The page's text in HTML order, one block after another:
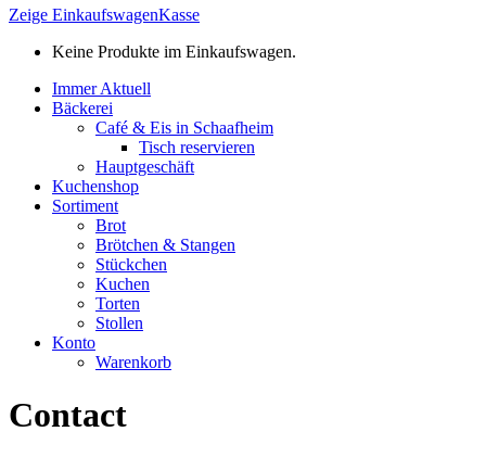
Zeige EinkaufswagenKasse
Keine Produkte im Einkaufswagen.
Immer Aktuell
Bäckerei
Café & Eis in Schaafheim
Tisch reservieren
Hauptgeschäft
Kuchenshop
Sortiment
Brot
Brötchen & Stangen
Stückchen
Kuchen
Torten
Stollen
Konto
Warenkorb
Contact